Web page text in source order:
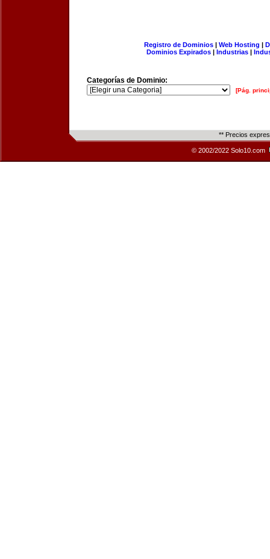
Registro de Dominios| Web Hosting |
Dominios Expirados | Industrias |
Categorías de Dominio:
[Pág.
** Precios
© 2002/2022 Solo10.com